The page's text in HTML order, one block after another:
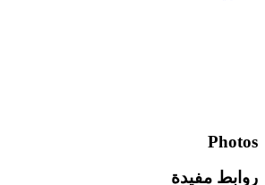
Photos
روابط مفيدة